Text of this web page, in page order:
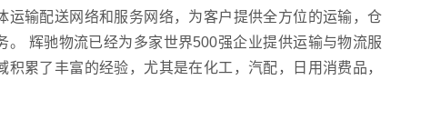
运输配送网络和服务网络，为客户提供全方位的运输，仓
。 辉驰物流已经为多家世界500强企业提供运输与物流服
积累了丰富的经验，尤其是在化工，汽配，日用消费品，